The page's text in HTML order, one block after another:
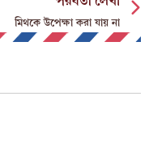
মিথকে উপেক্ষা করা যায় না